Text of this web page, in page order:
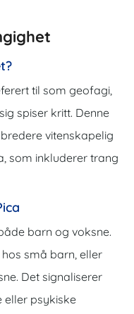
til som geofagi,
spiser kritt. Denne
vitenskapelig
som inkluderer trang
barn og voksne.
små barn, eller
Det signaliserer
eller psykiske